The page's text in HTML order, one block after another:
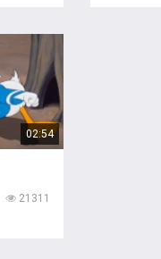
02:54
21311